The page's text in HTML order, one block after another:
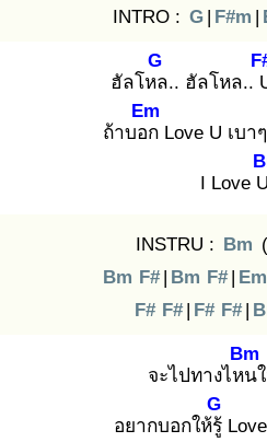
INTRO : G | F#m |
ฮัลโหล
G
.. ฮัลโหล..
ถ้าบอก
Em
Love U เบา
I Love
INSTRU : Bm
Bm F# | Bm F# | Em
F# F# | F# F# |
จะไปทางไหน
Bm
อยากบอกให้รู้
G